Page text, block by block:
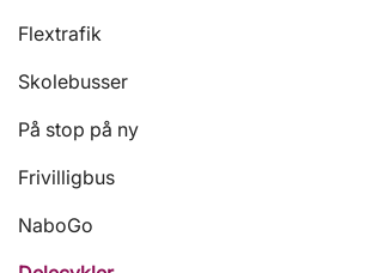
Flextrafik
Skolebusser
På stop på ny
Frivilligbus
NaboGo